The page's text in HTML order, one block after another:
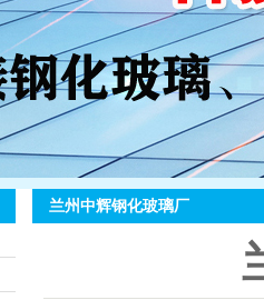
兰州中辉钢化玻璃厂